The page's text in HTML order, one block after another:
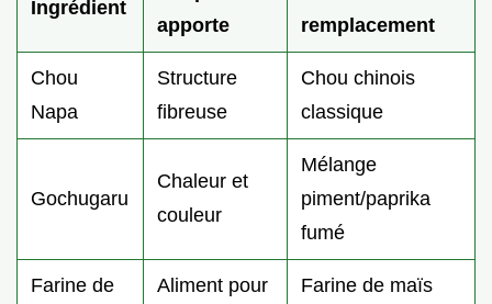
Ingrédient
apporte
remplacement
Chou
Napa
Structure
fibreuse
Chou chinois
classique
Gochugaru
Chaleur et
couleur
Mélange
piment/paprika
fumé
Farine de
Aliment pour
Farine de maïs